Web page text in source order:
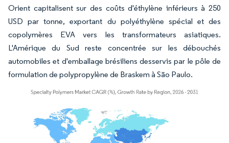
Orient capitalisent sur des coûts d'éthylène inférieurs à 250
USD par tonne, exportant du polyéthylène spécial et des
copolymères EVA vers les transformateurs asiatiques.
L'Amérique du Sud reste concentrée sur les débouchés
automobiles et d'emballage brésiliens desservis par le pôle de
formulation de polypropylène de Braskem à São Paulo.